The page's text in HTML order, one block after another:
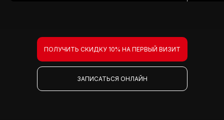
ПОЛУЧИТЬ СКИДКУ 10% НА ПЕРВЫЙ ВИЗИТ
ЗАПИСАТЬСЯ ОНЛАЙН